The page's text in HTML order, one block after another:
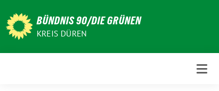
zum
Inhalt
BÜNDNIS 90/DIE GRÜNEN
KREIS DÜREN